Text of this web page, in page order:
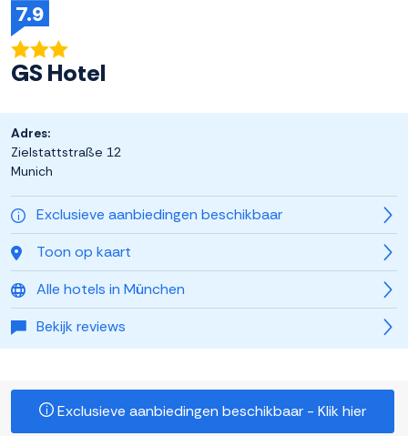
7.9
GS Hotel
Exclusieve aanbiedingen beschikbaar
Toon op kaart
Alle hotels in München
Bekijk reviews
Adres:
Zielstattstraße 12
Munich
Exclusieve aanbiedingen beschikbaar - Klik hier